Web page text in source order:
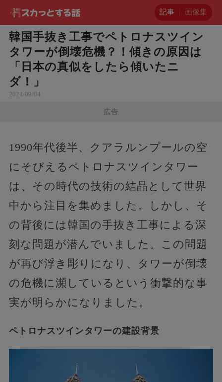
記事 画像集
韓国手抜き工事でペトロナスツイン
タワーが倒壊危機？！傾きの原因は
「日本の真似をしたら傾いたニ
ダ！」
2024/09/04
広告
1990年代後半、クアラルンプールの空
にそびえるペトロナスツインタワー
は、その時代の技術の結晶として世界
中から注目を集めました。しかし、そ
の背後には韓国の手抜き工事による深
刻な問題が潜んでいました。この問題
が再び浮き彫りになり、タワーが倒壊
の危機に瀕しているという衝撃的な事
実が明らかになりました。
ペトロナスツインタワーの建設背景